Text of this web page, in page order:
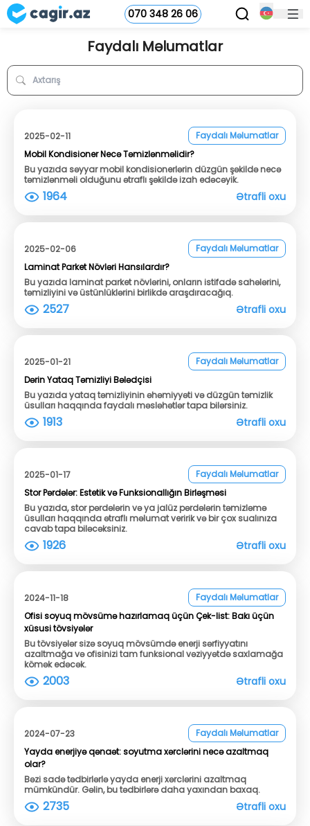
070 348 26 06
Faydalı Məlumatlar
2025-02-11
Faydalı Məlumatlar
Mobil Kondisioner Necə Təmizlənməlidir?
Bu yazıda səyyar mobil kondisionerlərin düzgün şəkildə necə
təmizlənməli olduğunu ətraflı şəkildə izah edəcəyik.
1964 Ətrafli oxu
2025-02-06
Faydalı Məlumatlar
Laminat Parket Növləri Hansılardır?
Bu yazıda laminat parket növlərini, onların istifadə sahələrini,
təmizliyini və üstünlüklərini birlikdə araşdıracağıq.
2527 Ətrafli oxu
2025-01-21
Faydalı Məlumatlar
Dərin Yataq Təmizliyi Bələdçisi
Bu yazıda yataq təmizliyinin əhəmiyyəti və düzgün təmizlik
üsulları haqqında faydalı məsləhətlər tapa bilərsiniz.
1913 Ətrafli oxu
2025-01-17
Faydalı Məlumatlar
Stor Pərdələr: Estetik və Funksionallığın Birləşməsi
Bu yazıda, stor pərdələrin və ya jalüz pərdələrin təmizləmə
üsulları haqqında ətraflı məlumat veririk və bir çox sualınıza
cavab tapa biləcəksiniz.
1926 Ətrafli oxu
2024-11-18
Faydalı Məlumatlar
Ofisi soyuq mövsümə hazırlamaq üçün Çek-list: Bakı üçün
xüsusi tövsiyələr
Bu tövsiyələr sizə soyuq mövsümdə enerji sərfiyyatını
azaltmağa və ofisinizi tam funksional vəziyyətdə saxlamağa
kömək edəcək.
2003 Ətrafli oxu
2024-07-23
Faydalı Məlumatlar
Yayda enerjiyə qənaət: soyutma xərclərini necə azaltmaq
olar?
Bəzi sadə tədbirlərlə yayda enerji xərclərini azaltmaq
mümkündür. Gəlin, bu tədbirlərə daha yaxından baxaq.
2735 Ətrafli oxu